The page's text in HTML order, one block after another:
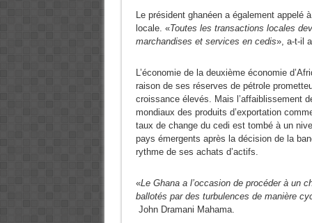
Le président ghanéen a également appelé
locale. «Toutes les transactions locales
marchandises et services en cedis», a-t-il
L’économie de la deuxième économie
raison de ses réserves de pétrole
croissance élevés. Mais l’affaiblissement
mondiaux des produits d’exportation
taux de change du cedi est tombé à un
pays émergents après la décision de la
rythme de ses achats d’actifs.
«Le Ghana a l’occasion de procéder à un
ballotés par des turbulences de manière
John Dramani Mahama.